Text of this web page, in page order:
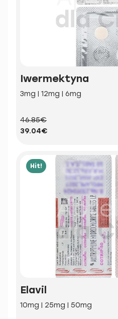
Iwermektyna
3mg | 12mg | 6mg
46.85€
39.04€
Hit!
Elavil
10mg | 25mg | 50mg